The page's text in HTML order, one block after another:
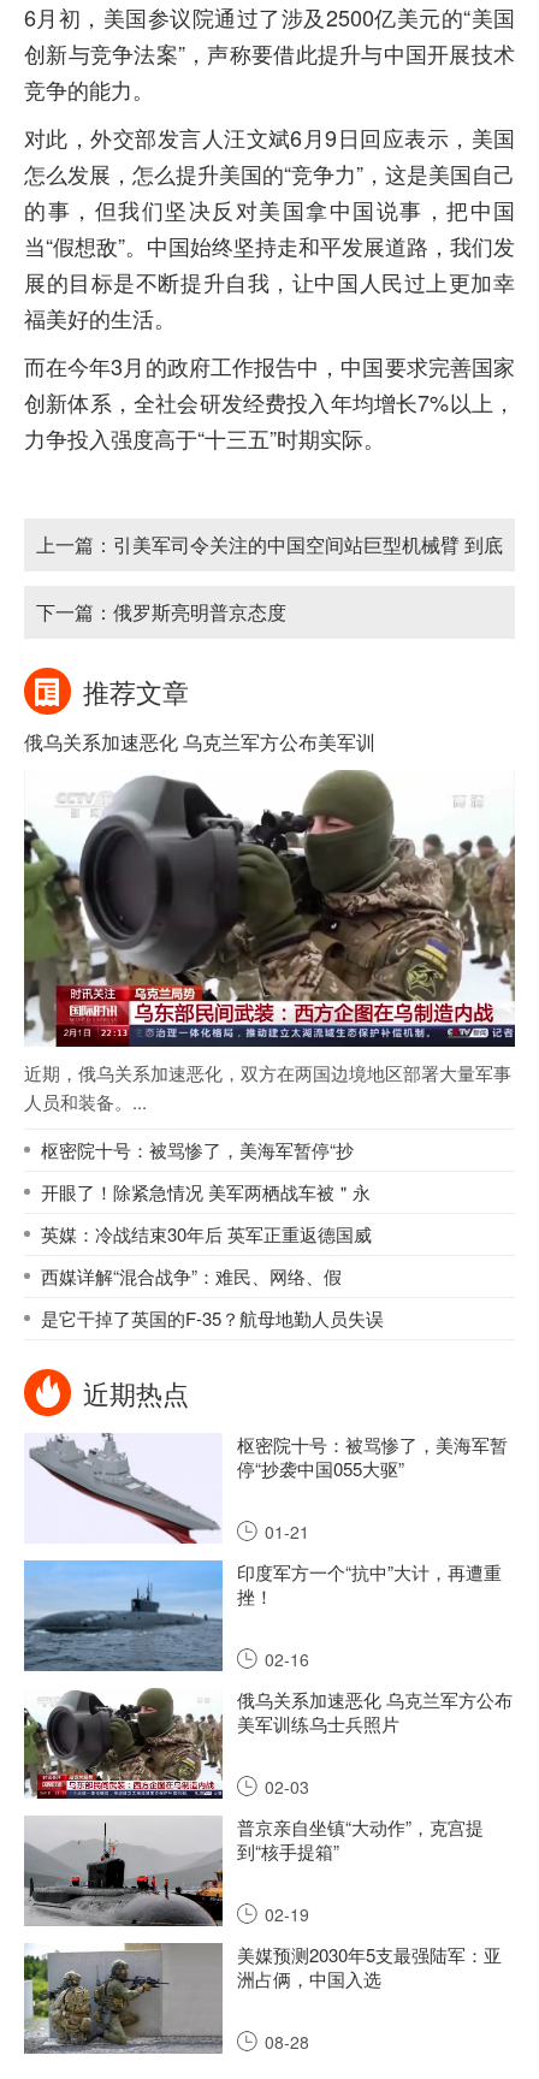
6月初，美国参议院通过了涉及2500亿美元的“美国
创新与竞争法案”，声称要借此提升与中国开展技术
竞争的能力。
对此，外交部发言人汪文斌6月9日回应表示，美国
怎么发展，怎么提升美国的“竞争力”，这是美国自己
的事，但我们坚决反对美国拿中国说事，把中国
当“假想敌”。中国始终坚持走和平发展道路，我们发
展的目标是不断提升自我，让中国人民过上更加幸
福美好的生活。
而在今年3月的政府工作报告中，中国要求完善国家
创新体系，全社会研发经费投入年均增长7%以上，
力争投入强度高于“十三五”时期实际。
上一篇： 引美军司令关注的中国空间站巨型机械臂 到底
牛在哪
下一篇： 俄罗斯亮明普京态度
推荐文章
俄乌关系加速恶化 乌克兰军方公布美军训
近期，俄乌关系加速恶化，双方在两国边境地区部署大量军事
人员和装备。...
枢密院十号：被骂惨了，美海军暂停“抄
开眼了！除紧急情况 美军两栖战车被＂永
英媒：冷战结束30年后 英军正重返德国威
西媒详解“混合战争”：难民、网络、假
是它干掉了英国的F-35？航母地勤人员失误
近期热点
枢密院十号：被骂惨了，美海军暂
停“抄袭中国055大驱”
01-21
印度军方一个“抗中”大计，再遭重
挫！
02-16
俄乌关系加速恶化 乌克兰军方公布
美军训练乌士兵照片
02-03
普京亲自坐镇“大动作”，克宫提
到“核手提箱”
02-19
美媒预测2030年5支最强陆军：亚
洲占俩，中国入选
08-28